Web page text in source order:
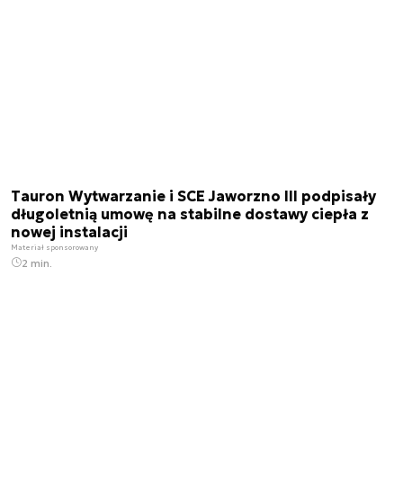
Tauron Wytwarzanie i SCE Jaworzno III podpisały
długoletnią umowę na stabilne dostawy ciepła z
nowej instalacji
Materiał sponsorowany
2 min.